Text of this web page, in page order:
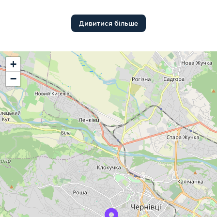
Дивитися більше
+
−